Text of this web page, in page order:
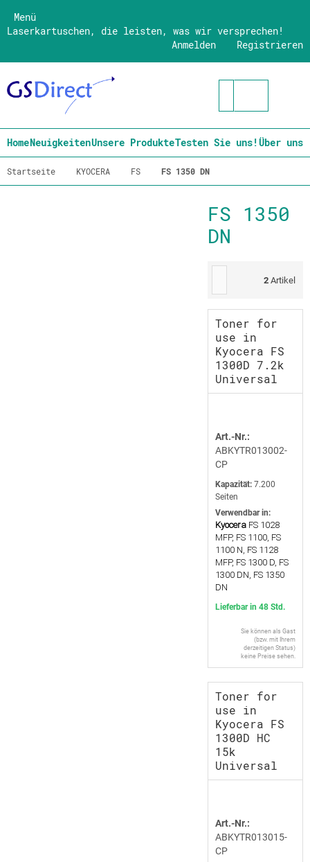
Menü
Laserkartuschen, die leisten, was wir versprechen!
Registrieren
Anmelden
HomeNeuigkeitenUnsere ProdukteTesten Sie uns!Über uns
Startseite KYOCERA FS FS 1350 DN
FS 1350
DN
2 Artikel
Toner for
use in
Kyocera FS
1300D 7.2k
Universal
Art.-Nr.:
ABKYTR013002-
CP
Kapazität: 7.200
Seiten
Verwendbar in:
Kyocera FS 1028
MFP, FS 1100, FS
1100 N, FS 1128
MFP, FS 1300 D, FS
1300 DN, FS 1350
DN
Lieferbar in 48 Std.
Sie können als Gast
(bzw. mit Ihrem
derzeitigen Status)
keine Preise sehen.
Toner for
use in
Kyocera FS
1300D HC
15k
Universal
Art.-Nr.:
ABKYTR013015-
CP